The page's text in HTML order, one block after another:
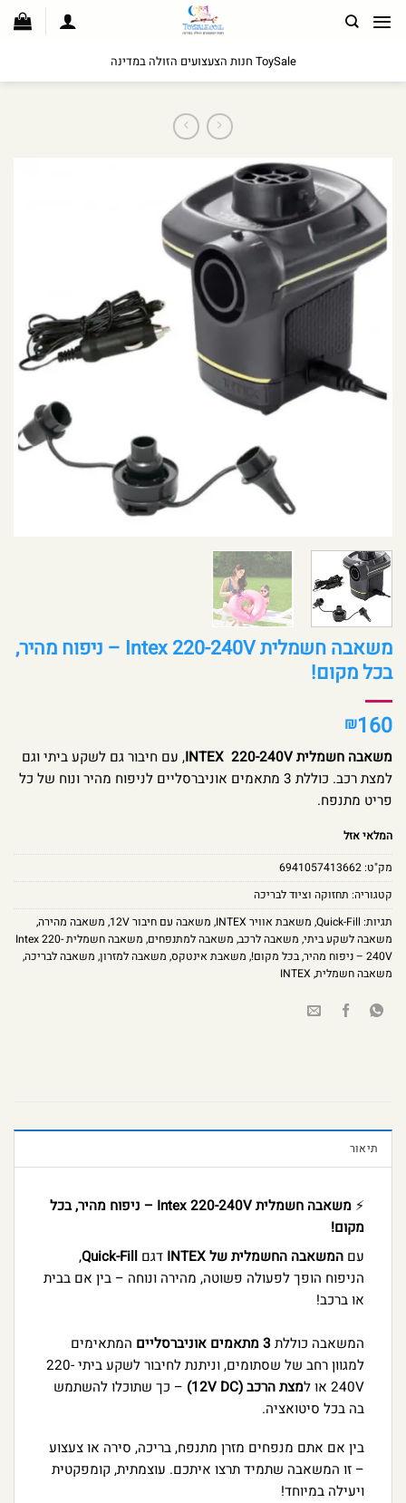
לתוכן
ToySale חנות הצעצועים הזולה במדינה
משאבה חשמלית Intex 220-240V – ניפוח מהיר,
בכל מקום!
₪160
משאבה חשמלית INTEX 220-240V
, עם חיבור גם לשקע ביתי וגם
למצת רכב. כוללת 3 מתאמים אוניברסליים לניפוח מהיר ונוח של כל
פריט מתנפח.
המלאי אזל
מק"ט:6941057413662
קטגוריה: תחזוקה וציוד לבריכה
תגיות: Quick-Fill
, משאבת אוויר INTEX , משאבה עם חיבור 12V , משאבה מהירה,
משאבה לשקע ביתי, משאבה לרכב, משאבה למתנפחים,
משאבה חשמלית Intex 220-
240V – ניפוח מהיר
,בכל מקום!, משאבת אינטקס, משאבה למזרון, משאבה לבריכה,
משאבה חשמלית,
INTEX
תיאור
⚡
משאבה חשמלית Intex 220-240V – ניפוח מהיר, בכל
מקום!
עם המשאבה החשמלית של INTEX דגם Quick-Fill
,
הניפוח הופך לפעולה פשוטה, מהירה ונוחה – בין אם בבית
או ברכב!
המשאבה כוללת3 מתאמים אוניברסליים
המתאימים
למגוון רחב של שסתומים, וניתנת לחיבור לשקע ביתי 220-
240V או ל
מצת הרכב (12V DC)
– כך שתוכלו להשתמש
בה בכל סיטואציה.
בין אם אתם מנפחים מזרן מתנפח, בריכה, סירה או צעצוע
– זו המשאבה שתמיד תרצו איתכם. עוצמתית, קומפקטית
ויעילה במיוחד!